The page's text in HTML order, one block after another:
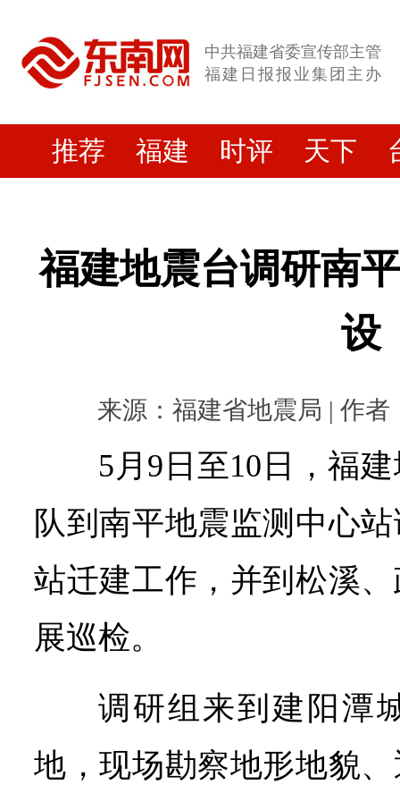
中共福建省委宣传部主管
福建日报报业集团主办
推荐 福建 时评 天下
福建地震台调研南
设
来源：福建省地震局 | 作者
5月9日至10日，福
队到南平地震监测中心
站迁建工作，并到松溪
展巡检。
调研组来到建阳潭
地，现场勘察地形地貌